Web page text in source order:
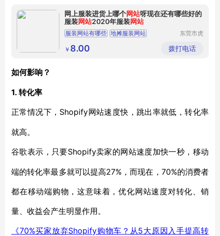
网上服装进货上哪个网站呀现在还有哪些好的
服装网站2020年服装网站
服装网站有哪些 地摊服装网站
韩版服装网站
东莞市虎
饰经营部
￥ 8.00 拨打电话
如何影响？
1. 转化率
正常情况下， Shopify网站速度快，跳出率就低，转化率
就高。
谷歌表示，只要Shopify卖家的网站速度加快一秒，移动
端的转化率最多就可以提高27%，而现在，70%的消费者
都在移动端购物，这意味着，优化网站速度对转化、销
量、收益会产生明显作用。
《70%买家放弃Shopify购物车？从5大原因入手提高转